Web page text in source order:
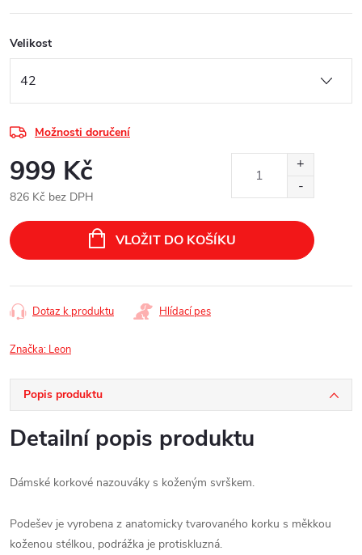
Velikost
Možnosti doručení
999 Kč
826 Kč bez DPH
cena:
VLOŽIT DO KOŠÍKU
Dotaz k produktu Hlídací pes
Značka: Leon
Popis produktu
Detailní popis produktu
Dámské korkové nazouváky s koženým svrškem.
Podešev je vyrobena z anatomicky tvarovaného korku s měkkou
koženou stélkou, podrážka je protiskluzná.